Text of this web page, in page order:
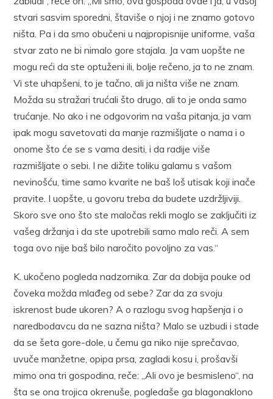
stvari sasvim sporedni, štaviše o njoj i ne znamo gotovo
ništa. Pa i da smo obučeni u najpropisnije uniforme, vaša
stvar zato ne bi nimalo gore stajala. Ja vam uopšte ne
mogu reći da ste optuženi ili, bolje rečeno, ja to ne znam.
Vi ste uhapšeni, to je tačno, ali ja ništa više ne znam.
Možda su stražari trućali što drugo, ali to je onda samo
trućanje. No ako i ne odgovorim na vaša pitanja, ja vam
ipak mogu savetovati da manje razmišljate o nama i o
onome što će se s vama desiti, i da radije više
razmišljate o sebi. I ne dižite toliku galamu s vašom
nevinošću, time samo kvarite ne baš loš utisak koji inače
pravite. I uopšte, u govoru treba da budete uzdržljiviji.
Skoro sve ono što ste maločas rekli moglo se zaključiti iz
vašeg držanja i da ste upotrebili samo malo reči. A sem
toga ovo nije baš bilo naročito povoljno za vas.“
K. ukočeno pogleda nadzornika. Zar da dobija pouke od
čoveka možda mlađeg od sebe? Zar da za svoju
iskrenost bude ukoren? A o razlogu svog hapšenja i o
naredbodavcu da ne sazna ništa? Malo se uzbudi i stade
da se šeta gore-dole, u čemu ga niko nije sprečavao,
uvuče manžetne, opipa prsa, zagladi kosu i, prošavši
mimo ona tri gospodina, reče: „Ali ovo je besmisleno“, na
šta se ona trojica okrenuše, pogledaše ga blagonaklono